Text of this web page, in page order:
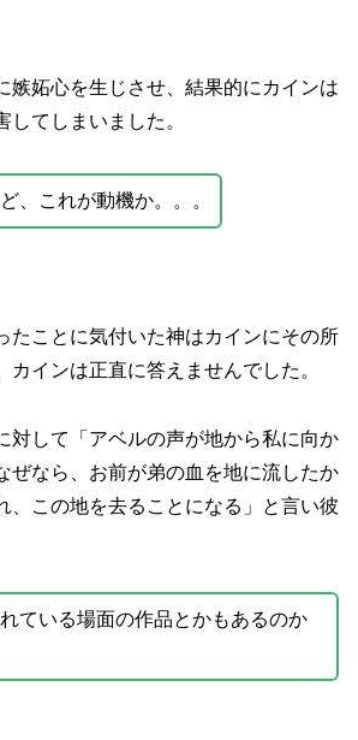
嫉妬心を生じさせ、結果的にカインは
してしまいました。
、これが動機か。。。
たことに気付いた神はカインにその所
カインは正直に答えませんでした。
対して「アベルの声が地から私に向か
ぜなら、お前が弟の血を地に流したか
、この地を去ることになる」と言い彼
ている場面の作品とかもあるのか